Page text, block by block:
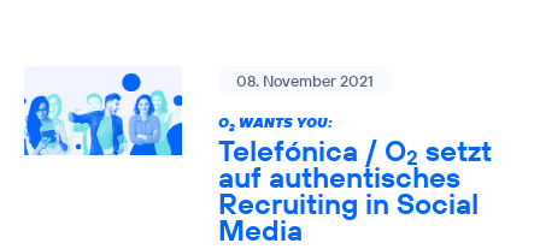
08. November 2021
O2WANTS YOU:
Telefónica / O2 setzt
auf authentisches
Recruiting in Social
Media